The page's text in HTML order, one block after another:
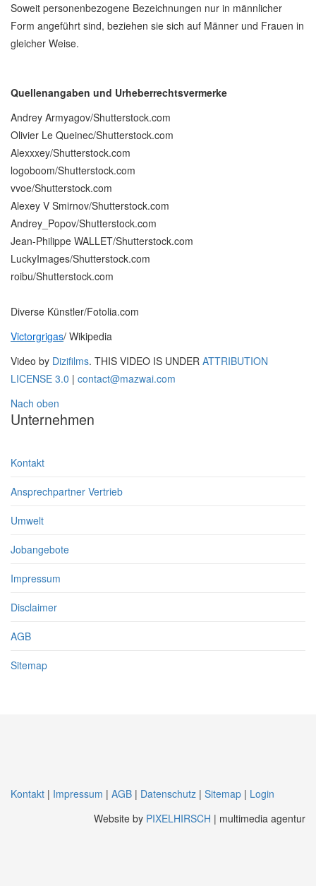
Soweit personenbezogene Bezeichnungen nur in männlicher
Form angeführt sind, beziehen sie sich auf Männer und Frauen in
gleicher Weise.
Quellenangaben und Urheberrechtsvermerke
Andrey Armyagov/Shutterstock.com
Olivier Le Queinec/Shutterstock.com
Alexxxey/Shutterstock.com
logoboom/Shutterstock.com
vvoe/Shutterstock.com
Alexey V Smirnov/Shutterstock.com
Andrey_Popov/Shutterstock.com
Jean-Philippe WALLET/Shutterstock.com
LuckyImages/Shutterstock.com
roibu/Shutterstock.com
Diverse Künstler/Fotolia.com
Victorgrigas/ Wikipedia
Video by Dizifilms. THIS VIDEO IS UNDER ATTRIBUTION
LICENSE 3.0 | contact@mazwai.com
Nach oben
Unternehmen
Kontakt
Ansprechpartner Vertrieb
Umwelt
Jobangebote
Impressum
Disclaimer
AGB
Sitemap
Kontakt | Impressum | AGB | Datenschutz | Sitemap | Login
Website by PIXELHIRSCH | multimedia agentur